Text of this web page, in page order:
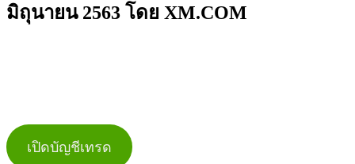
มิถุนายน 2563 โดย XM.COM
เปิดบัญชีเทรด